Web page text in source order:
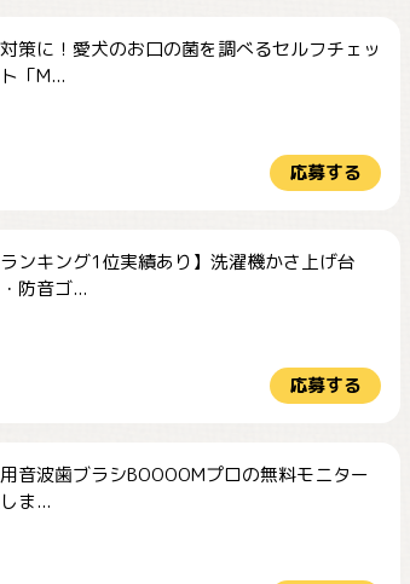
策に！愛犬のお口の菌を調べるセルフチェッ
「M...
応募する
ランキング1位実績あり】洗濯機かさ上げ台
・防音ゴ...
応募する
音波歯ブラシBOOOOMプロの無料モニター
ま...